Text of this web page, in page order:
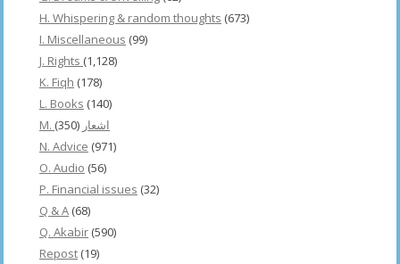
H. Whispering & random thoughts (673)
I. Miscellaneous (99)
J. Rights (1,128)
K. Fiqh (178)
L. Books (140)
M. اشعار (350)
N. Advice (971)
O. Audio (56)
P. Financial issues (32)
Q & A (68)
Q. Akabir (590)
Repost (19)